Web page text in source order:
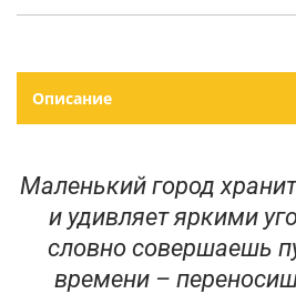
Описание
Маленький город
и удивляет яркими
словно совершаешь
времени –